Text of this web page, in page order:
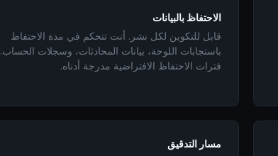
الاحتفاظ بالبيانات
قابل للتكوين لكل نشر. أنت تتحكم في مدة الاحتفاظ
باستجابات اللوحة، بيانات المحادثات، وسجلات الحساب.
فترات الاحتفاظ الافتراضية مدرجة أدناه.
مسار التدقيق